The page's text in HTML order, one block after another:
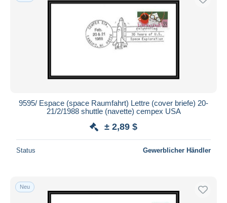
9595/ Espace (space Raumfahrt) Lettre (cover briefe) 20-
21/2/1988 shuttle (navette) cempex USA
± 2,89 $
Status Gewerblicher Händler
Neu